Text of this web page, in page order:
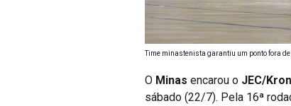
Time minastenista garantiu um ponto fora
O Minas encarou o JEC/
sábado (22/7). Pela 16ª